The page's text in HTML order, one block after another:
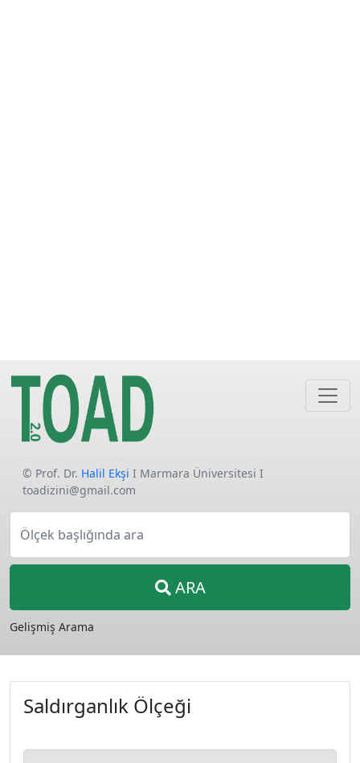
© Prof. Dr. Halil Ekşi I Marmara Üniversitesi I
toadizini@gmail.com
Ölçek başlığında ara
ARA
Gelişmiş Arama
Saldırganlık Ölçeği